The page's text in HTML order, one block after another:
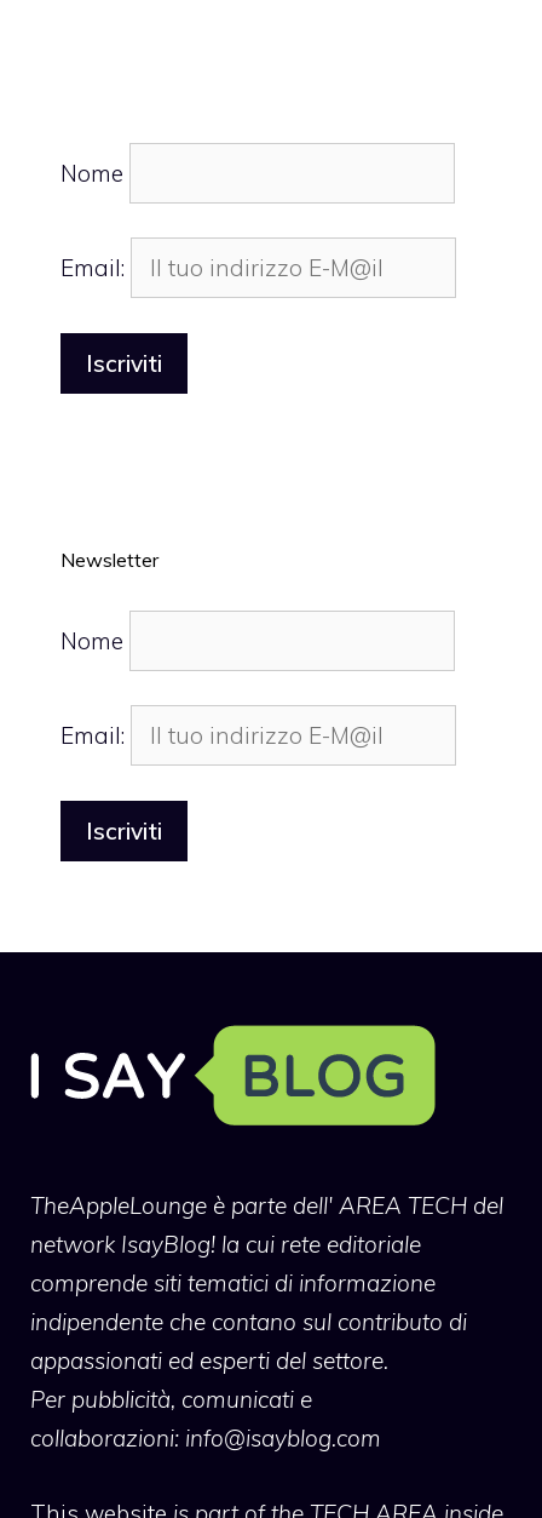
Nome
Email:
Newsletter
Nome
Email:
TheAppleLounge è parte dell' AREA TECH del
network IsayBlog! la cui rete editoriale
comprende siti tematici di informazione
indipendente che contano sul contributo di
appassionati ed esperti del settore.
Per pubblicità, comunicati e
collaborazioni: info@isayblog.com